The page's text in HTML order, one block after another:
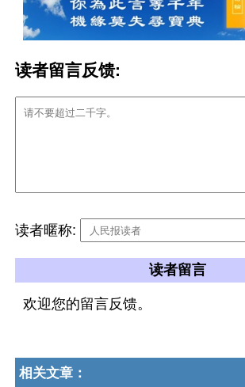
读者留言反馈:
读者暱称:
读者留言
欢迎您的留言反馈。
相关文章：